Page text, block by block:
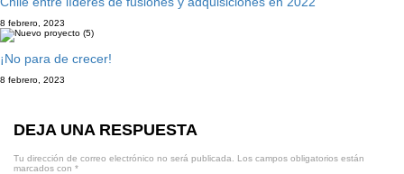
8 febrero, 2023
¡No para de crecer!
8 febrero, 2023
DEJA UNA RESPUESTA
Tu dirección de correo electrónico no será publicada.
Los campos obligatorios están
marcados con *